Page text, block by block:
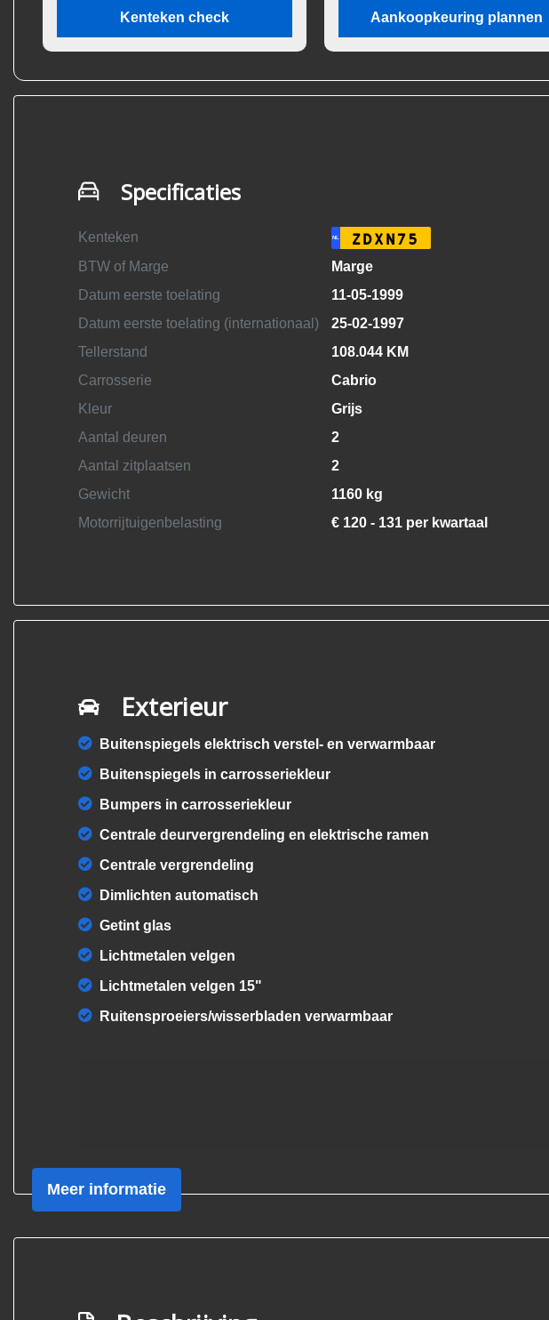
Kenteken check Aankoopkeuring plannen
Specificaties
Kenteken NL ZDXN75
BTW of Marge
Marge
Datum eerste toelating
11-05-1999
Datum eerste toelating (internationaal)
25-02-1997
Tellerstand
108.044 KM
Carrosserie
Cabrio
Kleur
Grijs
Aantal deuren
2
Aantal zitplaatsen
2
Gewicht
1160 kg
Motorrijtuigenbelasting
€ 120 - 131 per kwartaal
Exterieur
Buitenspiegels elektrisch verstel- en verwarmbaar
Buitenspiegels in carrosseriekleur
Bumpers in carrosseriekleur
Centrale deurvergrendeling en elektrische ramen
Centrale vergrendeling
Dimlichten automatisch
Getint glas
Lichtmetalen velgen
Lichtmetalen velgen 15"
Ruitensproeiers/wisserbladen verwarmbaar
Meer informatie